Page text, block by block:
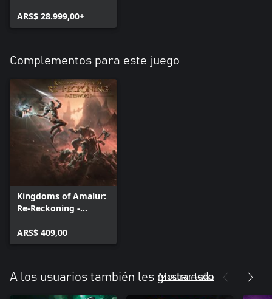
ARS$ 28.999,00+
Complementos para este juego
Kingdoms of Amalur:
Re-Reckoning -
ARS$ 409,00
A los usuarios también les gusta esto
Mostrar todo